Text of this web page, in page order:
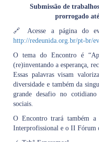
Submissão de
prorrogado
🔗 Acesse a página do
http://redeunida.org.br/pt-br/
O tema do Encontro é
(re)inventando a esperança,
Essas palavras visam
diversidade e também da
grande desafio no
sociais.
O Encontro trará também a
Interprofissional e o II Fórum